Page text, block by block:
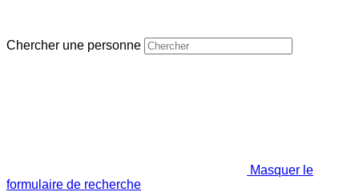
Chercher une personne
Masquer le
formulaire de recherche